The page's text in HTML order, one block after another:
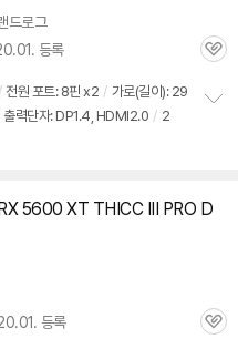
드로그
등록
관
/ 전원 포트: 8핀 x2 / 가로(길이): 29
출력단자: DP1.4, HDMI2.0 / 2
5600 XT THICC III PRO D
등록
관